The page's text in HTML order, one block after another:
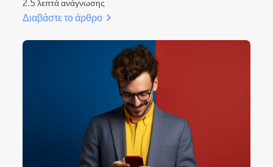
2.5 λεπτά ανάγνωσης
Διαβάστε το άρθρο